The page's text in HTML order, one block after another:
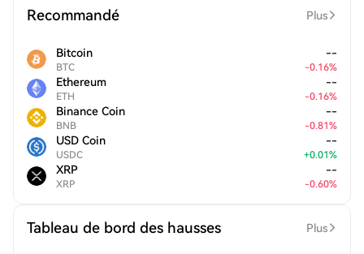
Recommandé Plus
Bitcoin
BTC
--
-0.16%
Ethereum
ETH
--
-0.16%
Binance Coin
BNB
--
-0.81%
USD Coin
USDC
--
+0.01%
XRP
XRP
--
-0.60%
Tableau de bord des hausses Plus